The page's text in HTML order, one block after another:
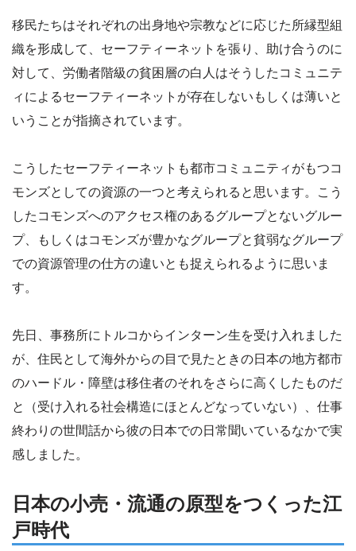
移民たちはそれぞれの出身地や宗教などに応じた所縁型組
織を形成して、セーフティーネットを張り、助け合うのに
対して、労働者階級の貧困層の白人はそうしたコミュニテ
ィによるセーフティーネットが存在しないもしくは薄いと
いうことが指摘されています。
こうしたセーフティーネットも都市コミュニティがもつコ
モンズとしての資源の一つと考えられると思います。こう
したコモンズへのアクセス権のあるグループとないグルー
プ、もしくはコモンズが豊かなグループと貧弱なグループ
での資源管理の仕方の違いとも捉えられるように思いま
す。
先日、事務所にトルコからインターン生を受け入れました
が、住民として海外からの目で見たときの日本の地方都市
のハードル・障壁は移住者のそれをさらに高くしたものだ
と（受け入れる社会構造にほとんどなっていない）、仕事
終わりの世間話から彼の日本での日常聞いているなかで実
感しました。
日本の小売・流通の原型をつくった江
戸時代